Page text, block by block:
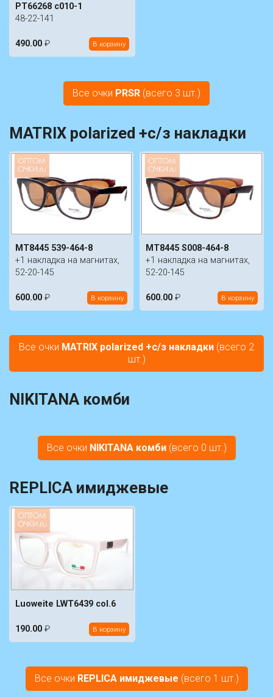
PT66268 c010-1
48-22-141
490.00 ₽ В корзину
Все очки PRSR (всего 3 шт.)
MATRIX polarized +с/з накладки
MT8445 539-464-8
+1 накладка на магнитах,
52-20-145
600.00 ₽ В корзину
MT8445 S008-464-8
+1 накладка на магнитах,
52-20-145
600.00 ₽ В корзину
Все очки MATRIX polarized +с/з накладки (всего 2
шт.)
NIKITANA комби
Все очки NIKITANA комби(всего 0 шт.)
REPLICA имиджевые
Luoweite LWT6439 col.6
190.00 ₽ В корзину
Все очки REPLICA имиджевые (всего 1 шт.)